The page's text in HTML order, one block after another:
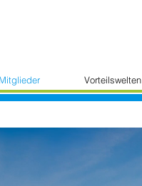
Mitglieder Vorteilswelten